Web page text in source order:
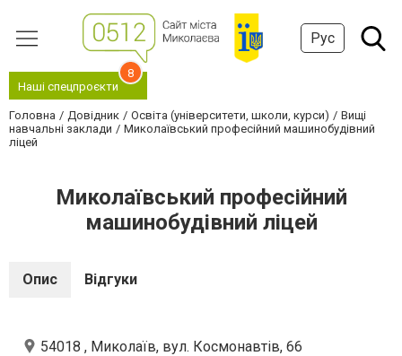
Рус
Наші спецпроєкти
8
Головна Довідник Освіта (університети, школи, курси)
Вищі
навчальні заклади
Миколаївський професійний машинобудівний
ліцей
Миколаївський професійний
машинобудівний ліцей
Опис Відгуки
54018 , Миколаїв, вул. Космонавтів, 66